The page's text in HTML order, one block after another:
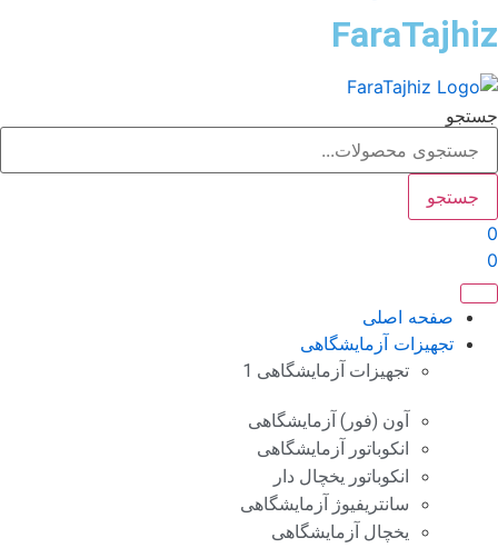
جستجو
صفحه اصلی
تجهیزات آزمایشگاهی
تجهیزات آزمایشگاهی 1
آون (فور) آزمایشگاهی
انکوباتور آزمایشگاهی
انکوباتور یخچال دار
سانتریفیوژ آزمایشگاهی
یخچال آزمایشگاهی